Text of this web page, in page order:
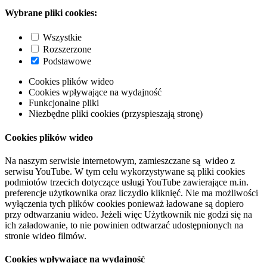
Wybrane pliki cookies:
Wszystkie
Rozszerzone
Podstawowe
Cookies plików wideo
Cookies wpływające na wydajność
Funkcjonalne pliki
Niezbędne pliki cookies (przyspieszają stronę)
Cookies plików wideo
Na naszym serwisie internetowym, zamieszczane są wideo z
serwisu YouTube. W tym celu wykorzystywane są pliki cookies
podmiotów trzecich dotyczące usługi YouTube zawierające m.in.
preferencje użytkownika oraz liczydło kliknięć. Nie ma możliwości
wyłączenia tych plików cookies ponieważ ładowane są dopiero
przy odtwarzaniu wideo. Jeżeli więc Użytkownik nie godzi się na
ich załadowanie, to nie powinien odtwarzać udostępnionych na
stronie wideo filmów.
Cookies wpływające na wydajność